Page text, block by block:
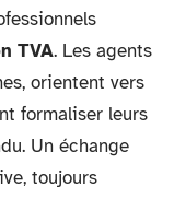
TVA. Les agents
orientent vers
formaliser leurs
Un échange
toujours